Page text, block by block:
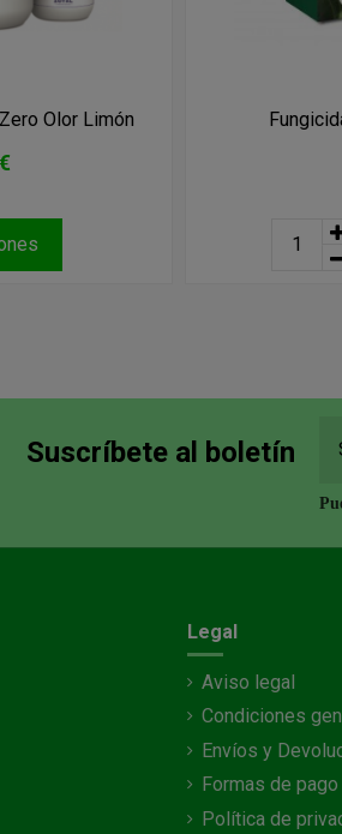
Olor Limón
Suscríbete al boletín
Legal
Aviso legal
Condiciones
Envíos y
Formas de pago
Política de